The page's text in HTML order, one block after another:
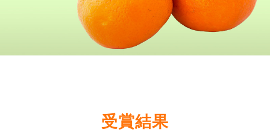
受賞結果